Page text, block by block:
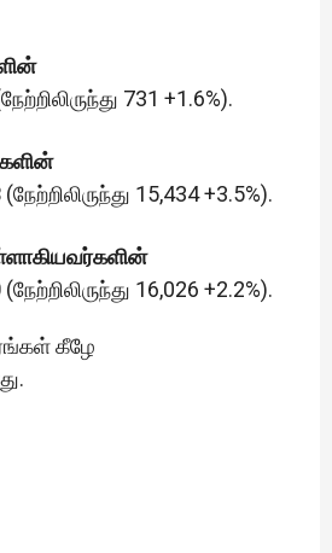
731 +1.6%).
(நேற்றிலிருந்து 15,434 +3.5%).
(நேற்றிலிருந்து 16,026 +2.2%).
கீழே